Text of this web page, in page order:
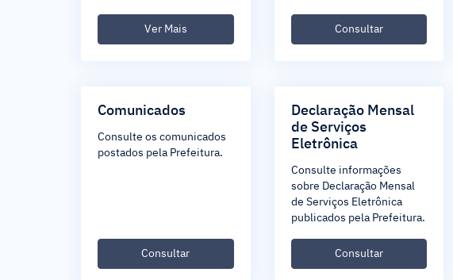
Ver Mais Consultar
Comunicados
Consulte os comunicados
postados pela Prefeitura.
Consultar
Declaração Mensal
de Serviços
Eletrônica
Consulte informações
sobre Declaração Mensal
de Serviços Eletrônica
publicados pela Prefeitura.
Consultar